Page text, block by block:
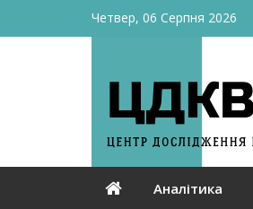
Четвер, 06 Серпня 2026
Аналітика